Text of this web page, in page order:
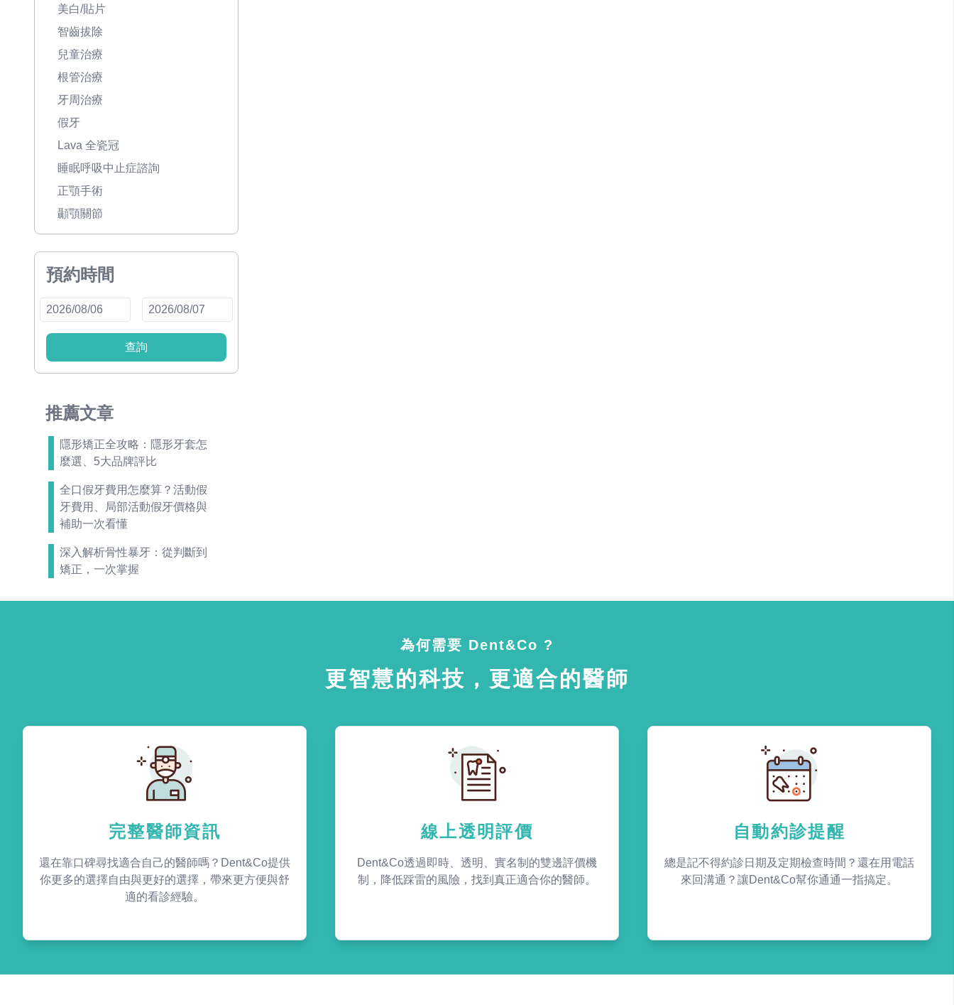
美白/貼片
智齒拔除
兒童治療
根管治療
牙周治療
假牙
Lava 全瓷冠
睡眠呼吸中止症諮詢
正顎手術
顳顎關節
預約時間
查詢
推薦文章
隱形矯正全攻略：隱形牙套怎
麼選、5大品牌評比
全口假牙費用怎麼算？活動假
牙費用、局部活動假牙價格與
補助一次看懂
深入解析骨性暴牙：從判斷到
矯正，一次掌握
為何需要 Dent&Co ?
更智慧的科技，更適合的醫師
完整醫師資訊
還在靠口碑尋找適合自己的醫師嗎？Dent&Co提供
你更多的選擇自由與更好的選擇，帶來更方便與舒
適的看診經驗。
線上透明評價
Dent&Co透過即時、透明、實名制的雙邊評價機
制，降低踩雷的風險，找到真正適合你的醫師。
自動約診提醒
總是記不得約診日期及定期檢查時間？還在用電話
來回溝通？讓Dent&Co幫你通通一指搞定。